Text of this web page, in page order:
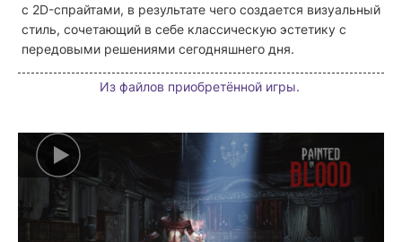
с 2D-спрайтами, в результате чего создается визуальный
стиль, сочетающий в себе классическую эстетику с
передовыми решениями сегодняшнего дня.
Из файлов приобретённой игры.